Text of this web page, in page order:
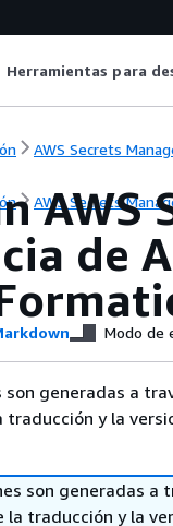
Herramientas para
AWS Secrets
AWS Secrets
AWS
de
Modo de
son generadas a
y la
son generadas a
traducción y la